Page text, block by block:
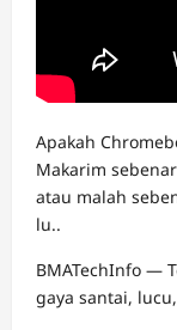
Apakah
Makarim
atau malah
lu..
BMATechInfo —
gaya santai,